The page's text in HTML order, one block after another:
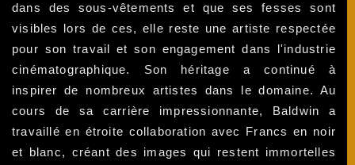
dans des sous-vêtements et que ses fesses sont
visibles lors de ces, elle reste une artiste respectée
pour son travail et son engagement dans l'industrie
cinématographique. Son héritage a continué à
inspirer de nombreux artistes dans le domaine. Au
cours de sa carrière impressionnante, Baldwin a
travaillé en étroite collaboration avec Francs en noir
et blanc, créant des images qui restent immortelles